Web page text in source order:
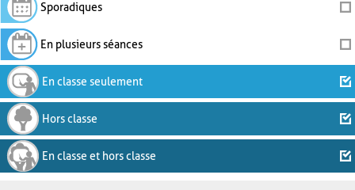
Sporadiques
En plusieurs séances
En classe seulement
Hors classe
En classe et hors classe